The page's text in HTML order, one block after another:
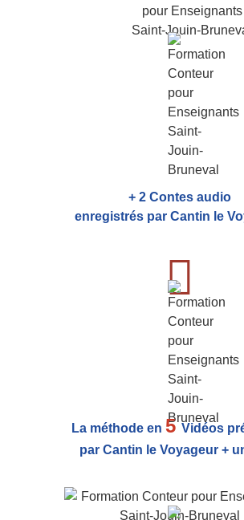
+ 2 Contes audio
enregistrés par Cantin le
La méthode en 5Vidéos
par Cantin le Voyageur +